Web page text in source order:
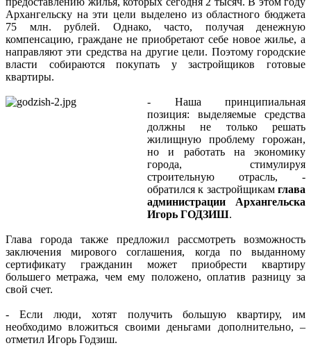
Архангельску на эти цели выделено из областного бюджета
75 млн. рублей. Однако, часто, получая денежную
компенсацию, граждане не приобретают себе новое жилье, а
направляют эти средства на другие цели. Поэтому городские
власти собираются покупать у застройщиков готовые
квартиры.
- Наша принципиальная
позиция: выделяемые средства
должны не только решать
жилищную проблему горожан,
но и работать на экономику
города, стимулируя
строительную отрасль, -
обратился к застройщикам глава
администрации Архангельска
Игорь ГОДЗИШ.
Глава города также предложил рассмотреть возможность
заключения мирового соглашения, когда по выданному
сертификату гражданин может приобрести квартиру
большего метража, чем ему положено, оплатив разницу за
свой счет.
- Если люди, хотят получить большую квартиру, им
необходимо вложиться своими деньгами дополнительно, –
отметил Игорь Годзиш.